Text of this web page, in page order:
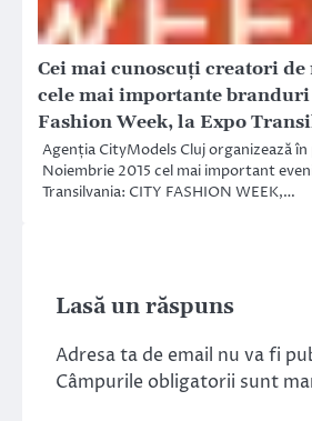
Cei mai cunoscuți creatori
cele mai importante
Fashion Week, la Expo
Agenția CityModels Cluj organizează în
Noiembrie 2015 cel mai important
Transilvania: CITY FASHION WEEK,…
Lasă un răspuns
Adresa ta de email nu va fi
Câmpurile obligatorii sunt